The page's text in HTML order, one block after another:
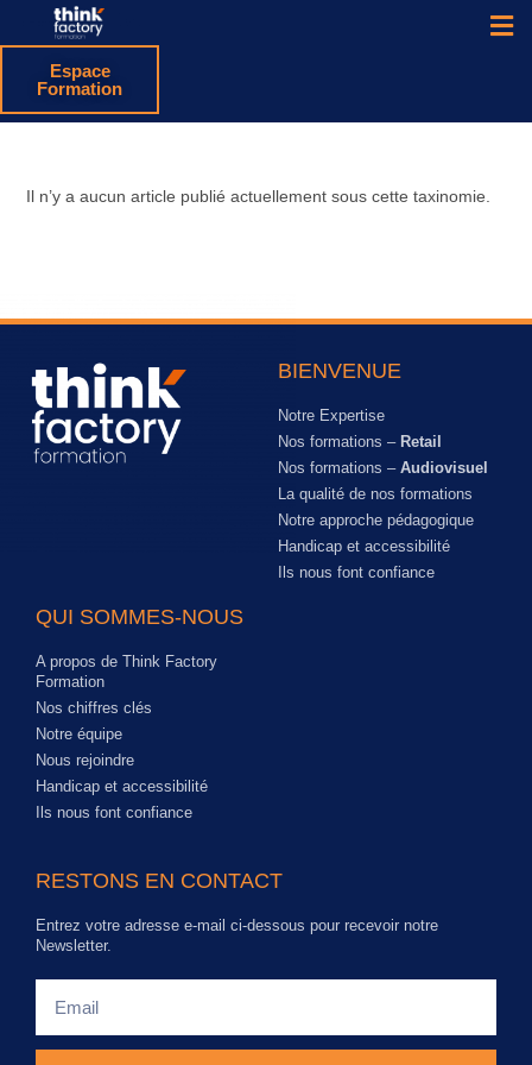
Espace
Formation
Il n’y a aucun article publié actuellement sous cette taxinomie.
BIENVENUE
Notre Expertise
Nos formations – Retail
Nos formations – Audiovisuel
La qualité de nos formations
Notre approche pédagogique
Handicap et accessibilité
Ils nous font confiance
QUI SOMMES-NOUS
A propos de Think Factory
Formation
Nos chiffres clés
Notre équipe
Nous rejoindre
Handicap et accessibilité
Ils nous font confiance
RESTONS EN CONTACT
Entrez votre adresse e-mail ci-dessous pour recevoir notre
Newsletter.